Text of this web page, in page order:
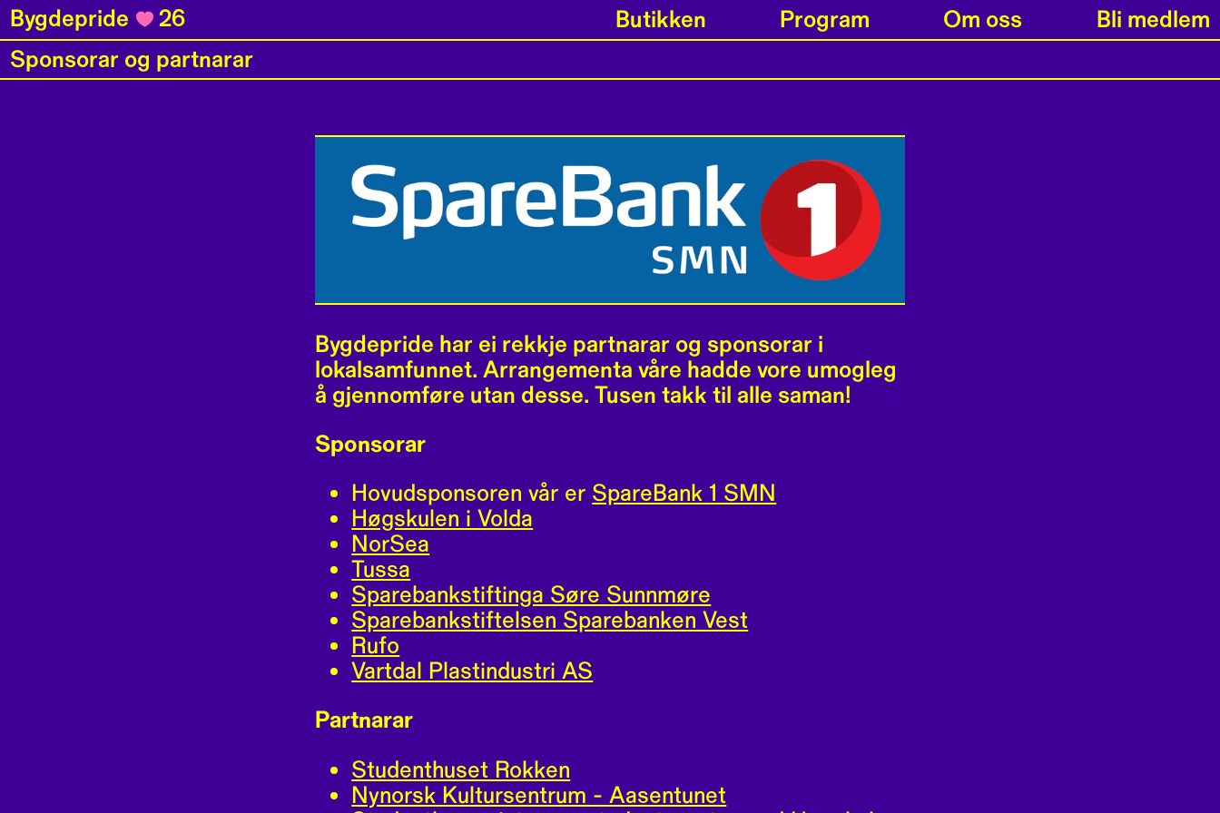
Bygdepride 26 Butikken Program Om oss
Bli medlem
Sponsorar og partnarar
Bygdepride har ei rekkje partnarar og sponsorar i
lokalsamfunnet. Arrangementa våre hadde vore umogleg
å gjennomføre utan desse. Tusen takk til alle saman!
Sponsorar
Hovudsponsoren vår er SpareBank 1 SMN
Høgskulen i Volda
NorSea
Tussa
Sparebankstiftinga Søre Sunnmøre
Sparebankstiftelsen Sparebanken Vest
Rufo
Vartdal Plastindustri AS
Partnarar
Studenthuset Rokken
Nynorsk Kultursentrum - Aasentunet